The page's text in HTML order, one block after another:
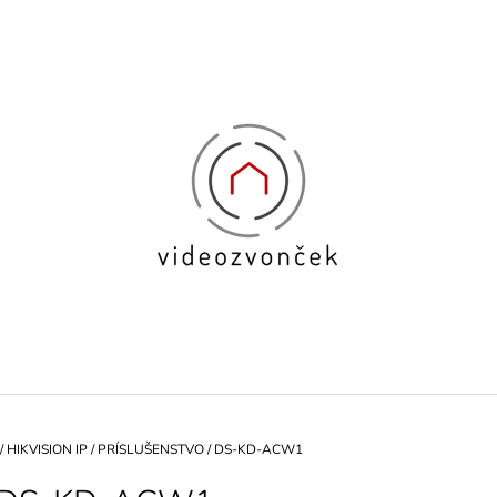
/ HIKVISION IP/ PRÍSLUŠENSTVO/ DS-KD-ACW1
ČO POTREBUJETE NÁJSŤ?
HĽADAŤ